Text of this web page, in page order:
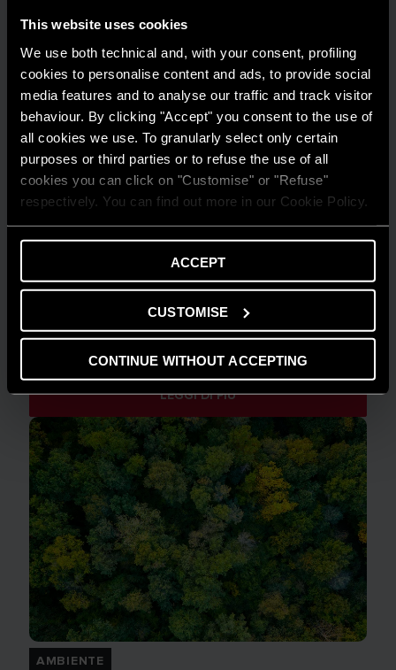
This website uses cookies
We use both technical and, with your consent, profiling
cookies to personalise content and ads, to provide social
media features and to analyse our traffic and track visitor
behaviour. By clicking "Accept" you consent to the use of
all cookies we use. To granularly select only certain
purposes or third parties or to refuse the use of all
cookies you can click on "Customise" or "Refuse"
respectively. You can find out more in our Cookie Policy.
ACCEPT
CUSTOMISE
CONTINUE WITHOUT ACCEPTING
CONSIGLI E SOLUZIONI
Comprendere la flessibilità energetica in
ambito residenziale
LEGGI DI PIÙ
AMBIENTE